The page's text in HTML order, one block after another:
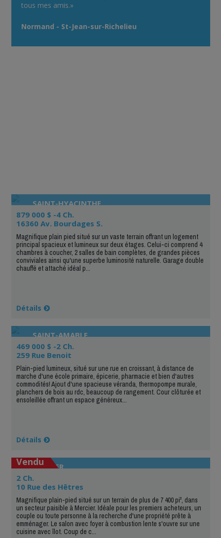
tous mes amis.»
Normand - St-Jean-sur-Richelieu
SAINT-HYACINTHE
879 000 $ -4 Ch.
16360 Av. Bourdages S.
Magnifique plain pied situé sur un vaste terrain offrant un logement
principal spacieux et lumineux sur deux étages. Celui-ci comprend 4
chambres à coucher, 2 salles de bain complètes, de grandes pièces
conviviales ainsi qu'une superbe luminosité naturelle. Garage double
chauffé et attaché idéal p...
Détails
SAINT-AMABLE
469 000 $ -2 Ch.
259 Rue Benoit
Plain-pied lumineux, situé sur une rue en croissant, à distance de
marche d'une école primaire, épicerie, pharmacie et bien d'autres
commodités! Ajout d'une spacieuse véranda, thermopompe murale,
planchers de bois au rdc, beaucoup de rangement. Cour clôturée et
ensoleillée offrant un espace généreux...
Détails
MERCIER
Vendu
2 Ch.
10 Rue des Hêtres
Magnifique plain-pied situé sur un terrain de plus de 7 400 pi², dans
un secteur paisible à Mercier. Idéale pour les premiers acheteurs, un
couple ou toute personne à la recherche d'une propriété prête à
emménager. Le salon avec foyer à combustion lente s'ouvre sur une
cuisine avec îlot. Coup de c...